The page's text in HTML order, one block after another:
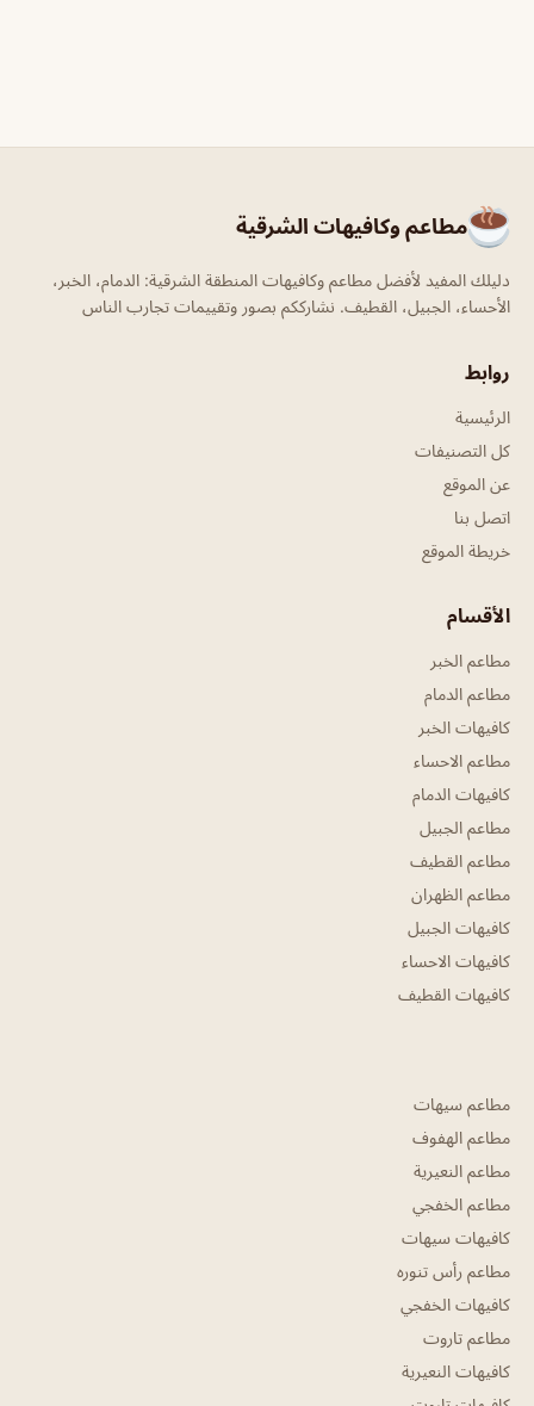
مطاعم وكافيهات الشرقية
دليلك المفيد لأفضل مطاعم وكافيهات المنطقة الشرقية: الدمام، الخبر،
الأحساء، الجبيل، القطيف. نشارككم بصور وتقييمات تجارب الناس
روابط
الرئيسية
كل التصنيفات
عن الموقع
اتصل بنا
خريطة الموقع
الأقسام
مطاعم الخبر
مطاعم الدمام
كافيهات الخبر
مطاعم الاحساء
كافيهات الدمام
مطاعم الجبيل
مطاعم القطيف
مطاعم الظهران
كافيهات الجبيل
كافيهات الاحساء
كافيهات القطيف
مطاعم سيهات
مطاعم الهفوف
مطاعم النعيرية
مطاعم الخفجي
كافيهات سيهات
مطاعم رأس تنوره
كافيهات الخفجي
مطاعم تاروت
كافيهات النعيرية